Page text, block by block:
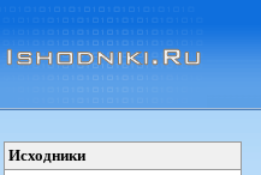
Исходники